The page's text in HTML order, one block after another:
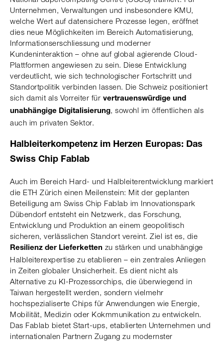
Unternehmen, Verwaltungen und insbesondere KMU,
welche Wert auf datensichere Prozesse legen, eröffnet
dies neue Möglichkeiten im Bereich Automatisierung,
Informationserschliessung und moderner
Kundeninteraktion – ohne auf global agierende Cloud-
Plattformen angewiesen zu sein. Diese Entwicklung
verdeutlicht, wie sich technologischer Fortschritt und
Standortpolitik verbinden lassen. Die Schweiz positioniert
sich damit als Vorreiter für vertrauenswürdige und
unabhängige Digitalisierung, sowohl im öffentlichen als
auch im privaten Sektor.
Halbleiterkompetenz im Herzen Europas: Das
Swiss Chip Fablab
Auch im Bereich Hard- und Halbleiterentwicklung markiert
die ETH Zürich einen Meilenstein: Mit der geplanten
Beteiligung am Swiss Chip Fablab im Innovationspark
Dübendorf entsteht ein Netzwerk, das Forschung,
Entwicklung und Produktion an einem geopolitisch
sicheren, verlässlichen Standort vereint. Ziel ist es, die
Resilienz der Lieferketten zu stärken und unabhängige
Halbleiterexpertise zu etablieren – ein zentrales Anliegen
in Zeiten globaler Unsicherheit. Es dient nicht als
Alternative zu KI-Prozessorchips, die überwiegend in
Taiwan hergestellt werden, sondern vielmehr
hochspezialiserte Chips für Anwendungen wie Energie,
Mobilität, Medizin oder Kokmmunikation zu entwickeln.
Das Fablab bietet Start-ups, etablierten Unternehmen und
internationalen Partnern Zugang zu modernster